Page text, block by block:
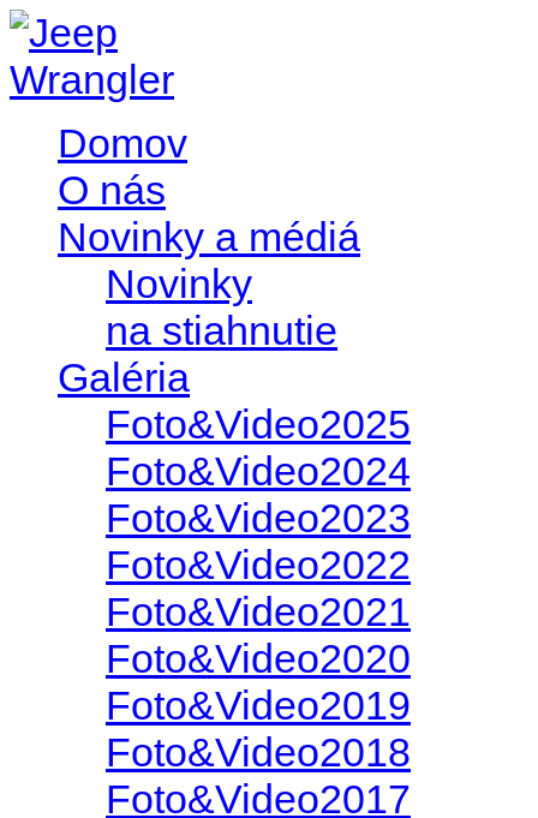
Domov
O nás
Novinky a médiá
Novinky
na stiahnutie
Galéria
Foto&Video2025
Foto&Video2024
Foto&Video2023
Foto&Video2022
Foto&Video2021
Foto&Video2020
Foto&Video2019
Foto&Video2018
Foto&Video2017